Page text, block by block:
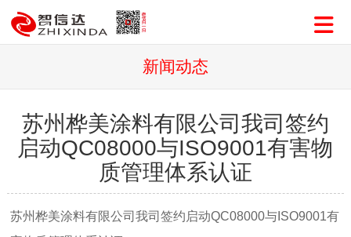
新闻动态
苏州桦美涂料有限公司我司签约
启动QC08000与ISO9001有害物
质管理体系认证
苏州桦美涂料有限公司我司签约启动QC08000与ISO9001有